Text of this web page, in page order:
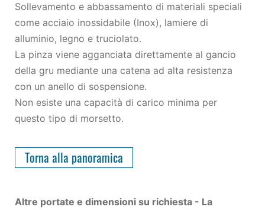
Sollevamento e abbassamento di materiali speciali
come acciaio inossidabile (Inox), lamiere di
alluminio, legno e truciolato.
La pinza viene agganciata direttamente al gancio
della gru mediante una catena ad alta resistenza
con un anello di sospensione.
Non esiste una capacità di carico minima per
questo tipo di morsetto.
Torna alla panoramica
Altre portate e dimensioni su richiesta - La